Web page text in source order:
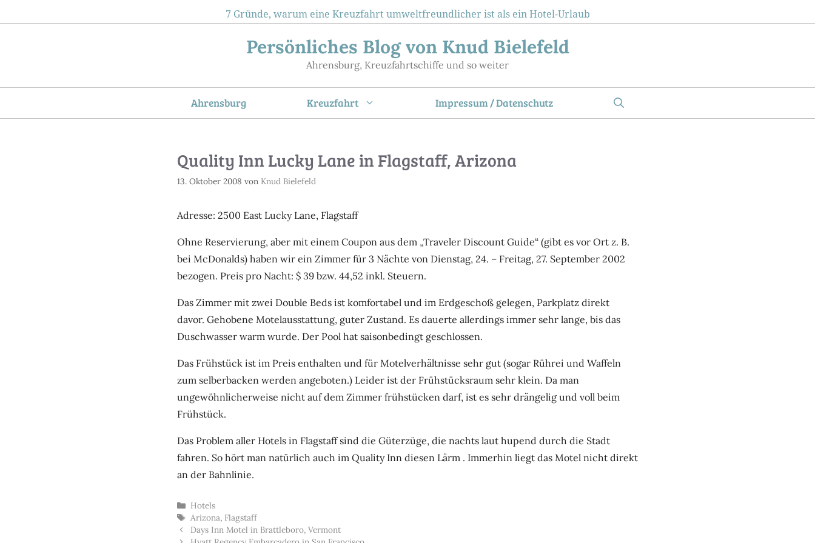
Inhalt
7 Gründe, warum eine Kreuzfahrt umweltfreundlicher ist als ein Hotel-Urlaub
Persönliches Blog von Knud Bielefeld
Ahrensburg, Kreuzfahrtschiffe und so weiter
Ahrensburg Kreuzfahrt Impressum / Datenschutz
Quality Inn Lucky Lane in Flagstaff, Arizona
13. Oktober 2008 von Knud Bielefeld
Adresse: 2500 East Lucky Lane, Flagstaff
Ohne Reservierung, aber mit einem Coupon aus dem „Traveler Discount Guide“ (gibt es vor Ort z. B.
bei McDonalds) haben wir ein Zimmer für 3 Nächte von Dienstag, 24. – Freitag, 27. September 2002
bezogen. Preis pro Nacht: $ 39 bzw. 44,52 inkl. Steuern.
Das Zimmer mit zwei Double Beds ist komfortabel und im Erdgeschoß gelegen, Parkplatz direkt
davor. Gehobene Motelausstattung, guter Zustand. Es dauerte allerdings immer sehr lange, bis das
Duschwasser warm wurde. Der Pool hat saisonbedingt geschlossen.
Das Frühstück ist im Preis enthalten und für Motelverhältnisse sehr gut (sogar Rührei und Waffeln
zum selberbacken werden angeboten.) Leider ist der Frühstücksraum sehr klein. Da man
ungewöhnlicherweise nicht auf dem Zimmer frühstücken darf, ist es sehr drängelig und voll beim
Frühstück.
Das Problem aller Hotels in Flagstaff sind die Güterzüge, die nachts laut hupend durch die Stadt
fahren. So hört man natürlich auch im Quality Inn diesen Lärm . Immerhin liegt das Motel nicht direkt
an der Bahnlinie.
Kategorien
Hotels
Schlagwörter
Arizona, Flagstaff
Days Inn Motel in Brattleboro, Vermont